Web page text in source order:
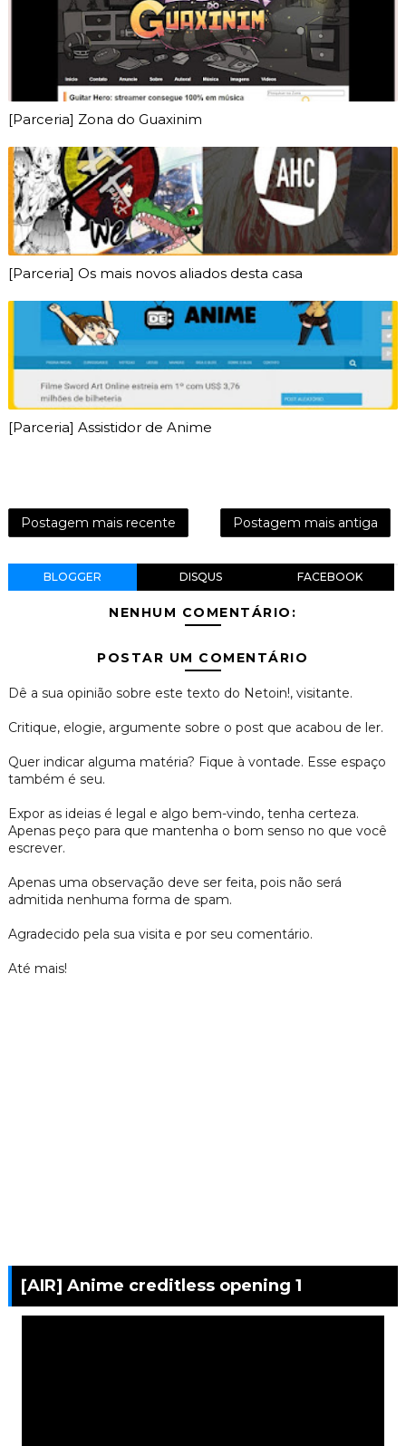
[Parceria] Zona do Guaxinim
[Parceria] Os mais novos aliados desta casa
[Parceria] Assistidor de Anime
Postagem mais recente Postagem mais antiga
BLOGGER DISQUS FACEBOOK
NENHUM COMENTÁRIO:
POSTAR UM COMENTÁRIO
Dê a sua opinião sobre este texto do Netoin!, visitante.
Critique, elogie, argumente sobre o post que acabou de ler.
Quer indicar alguma matéria? Fique à vontade. Esse espaço
também é seu.
Expor as ideias é legal e algo bem-vindo, tenha certeza.
Apenas peço para que mantenha o bom senso no que você
escrever.
Apenas uma observação deve ser feita, pois não será
admitida nenhuma forma de spam.
Agradecido pela sua visita e por seu comentário.
Até mais!
[AIR] Anime creditless opening 1